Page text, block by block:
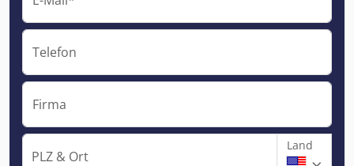
Telefon
Firma
PLZ & Ort
Land